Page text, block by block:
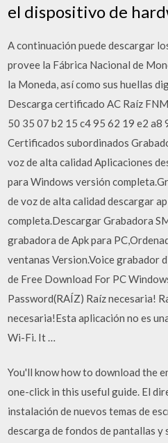
el dispositivo de
A continuación puede descargar
provee la Fábrica Nacional de
la Moneda, así como sus huellas
Descarga certificado AC Raíz
50 35 07 b2 15 c4 95 62 19 e2 a8
Certificados subordinados
voz de alta calidad Aplicaciones
para Windows versión
de voz de alta calidad descargar
completa.Descargar Grabadora
grabadora de Apk para
ventanas Version.Voice grabador
de Free Download For PC
Password(RAÍZ) Raíz necesaria!
necesaria!Esta aplicación no es
Wi-Fi. It …
You'll know how to download the
one-click in this useful guide. El
instalación de nuevos temas de
descarga de fondos de pantallas